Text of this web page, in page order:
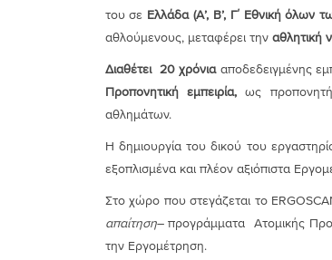
του σε Ελλάδα (Α’, Β’, Γ΄ Εθνική όλων
αθλούμενους, μεταφέρει την αθλητική
Διαθέτει 20 χρόνια αποδεδειγμένης
Προπονητική εμπειρία,ως
αθλημάτων.
Η δημιουργία του δικού του
εξοπλισμένα και πλέον αξιόπιστα
Στο χώρο που στεγάζεται το
απαίτηση– προγράμματα Ατομικής
την Εργομέτρηση.